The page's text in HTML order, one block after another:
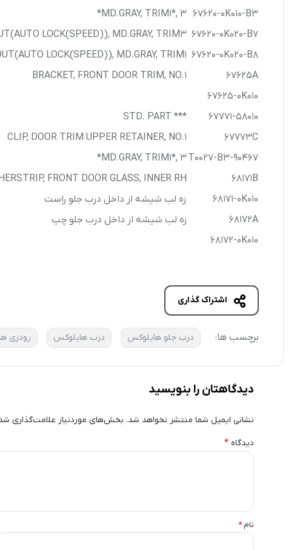
67620-0K010-B3
MD.GRAY, TRIM1*, 3*
67620-0K020-B7
LOCK(SPEED)), MD.GRAY, TRIM3*
67620-0K020-B8
LOCK(SPEED)), MD.GRAY, TRIM1*
67625A
BRACKET, FRONT DOOR TRIM, NO.1
67625-0K010
67771-58010
*** STD. PART
67773C
CLIP, DOOR TRIM UPPER RETAINER, NO.1
90467-T0027-B3
MD.GRAY, TRIM1*, 3*
68171B
FRONT DOOR GLASS, INNER RH
68171-0K010
زه لب شیشه از داخل درب جلو راست
68172A
زه لب شیشه از داخل درب جلو چپ
68172-0K010
اشتراک گذاری
برچسب ها: درب جلو هایلوکس درب هایلوکس رودری
دیدگاهتان را بنویسید
نشانی ایمیل شما منتشر نخواهد شد. بخش‌های موردنیاز علامت‌گذاری
دیدگاه*
نام*